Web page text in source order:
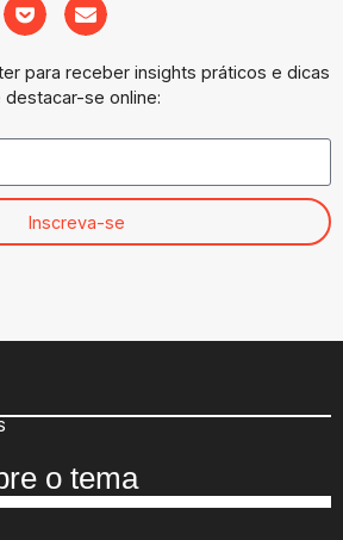
para receber insights práticos e dicas
se online:
Inscreva-se
o tema